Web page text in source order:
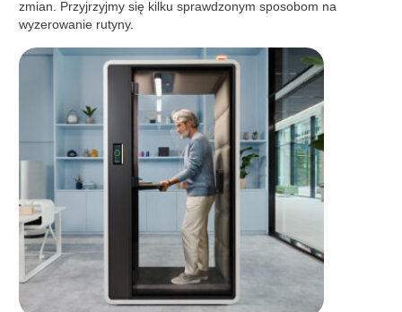
zmian. Przyjrzyjmy się kilku sprawdzonym sposobom na
wyzerowanie rutyny.